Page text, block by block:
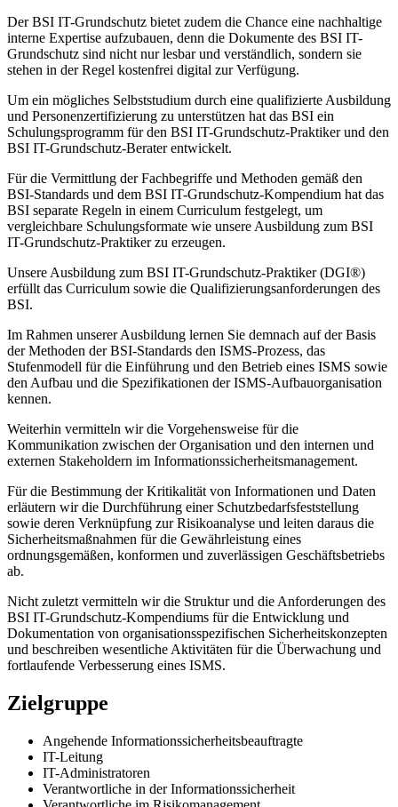
Der BSI IT-Grundschutz bietet zudem die Chance eine nachhaltige
interne Expertise aufzubauen, denn die Dokumente des BSI IT-
Grundschutz sind nicht nur lesbar und verständlich, sondern sie
stehen in der Regel kostenfrei digital zur Verfügung.
Um ein mögliches Selbststudium durch eine qualifizierte Ausbildung
und Personenzertifizierung zu unterstützen hat das BSI ein
Schulungsprogramm für den BSI IT-Grundschutz-Praktiker und den
BSI IT-Grundschutz-Berater entwickelt.
Für die Vermittlung der Fachbegriffe und Methoden gemäß den
BSI-Standards und dem BSI IT-Grundschutz-Kompendium hat das
BSI separate Regeln in einem Curriculum festgelegt, um
vergleichbare Schulungsformate wie unsere Ausbildung zum BSI
IT-Grundschutz-Praktiker zu erzeugen.
Unsere Ausbildung zum BSI IT-Grundschutz-Praktiker (DGI®)
erfüllt das Curriculum sowie die Qualifizierungsanforderungen des
BSI.
Im Rahmen unserer Ausbildung lernen Sie demnach auf der Basis
der Methoden der BSI-Standards den ISMS-Prozess, das
Stufenmodell für die Einführung und den Betrieb eines ISMS sowie
den Aufbau und die Spezifikationen der ISMS-Aufbauorganisation
kennen.
Weiterhin vermitteln wir die Vorgehensweise für die
Kommunikation zwischen der Organisation und den internen und
externen Stakeholdern im Informationssicherheitsmanagement.
Für die Bestimmung der Kritikalität von Informationen und Daten
erläutern wir die Durchführung einer Schutzbedarfsfeststellung
sowie deren Verknüpfung zur Risikoanalyse und leiten daraus die
Sicherheitsmaßnahmen für die Gewährleistung eines
ordnungsgemäßen, konformen und zuverlässigen Geschäftsbetriebs
ab.
Nicht zuletzt vermitteln wir die Struktur und die Anforderungen des
BSI IT-Grundschutz-Kompendiums für die Entwicklung und
Dokumentation von organisationsspezifischen Sicherheitskonzepten
und beschreiben wesentliche Aktivitäten für die Überwachung und
fortlaufende Verbesserung eines ISMS.
Zielgruppe
Angehende Informationssicherheitsbeauftragte
IT-Leitung
IT-Administratoren
Verantwortliche in der Informationssicherheit